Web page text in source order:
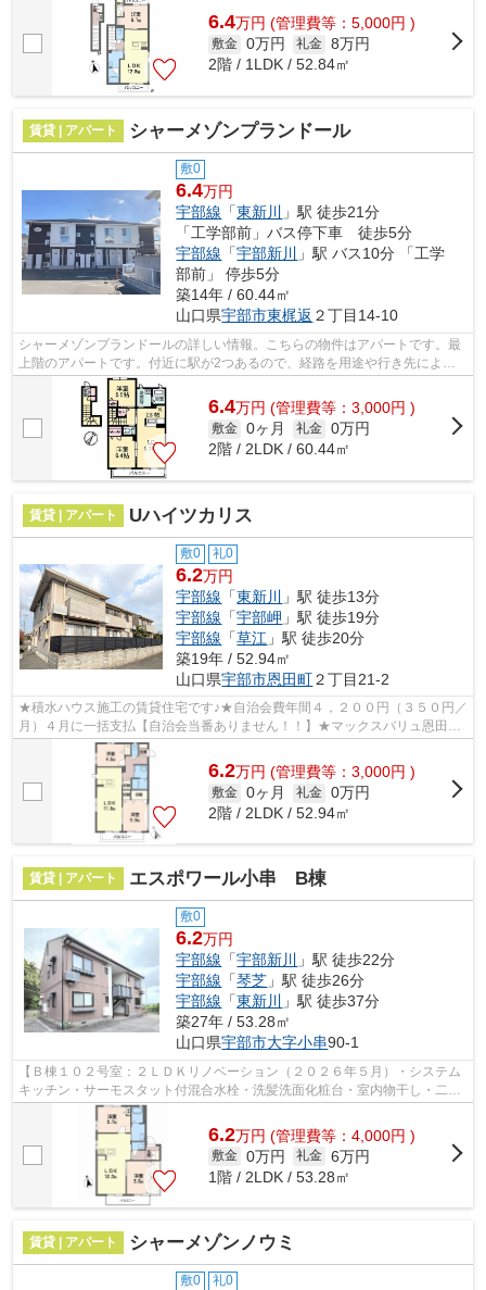
6.4万円 (管理費等：5,000円 )
敷金 0万円 礼金 8万円
2階 / 1LDK / 52.84㎡
賃貸 | アパート シャーメゾンプランドール
敷0
6.4万円
宇部線 「東新川
」駅 徒歩21分
「工学部前」バス停下車 徒歩5分
宇部線 「宇部新川
」駅 バス10分 「工学
部前」 停歩5分
築14年 / 60.44㎡
山口県宇部市東梶返 ２丁目14-10
シャーメゾンプランドールの詳しい情報。こちらの物件はアパートです。最
上階のアパートです。付近に駅が2つあるので、経路を用途や行き先によっ
て選べる物件です。できるだけ早めに不...
6.4万円 (管理費等：3,000円 )
敷金 0ヶ月 礼金 0万円
2階 / 2LDK / 60.44㎡
賃貸 | アパート Uハイツカリス
敷0 礼0
6.2万円
宇部線 「東新川 」駅 徒歩13分
宇部線 「宇部岬 」駅 徒歩19分
宇部線 「草江 」駅 徒歩20分
築19年 / 52.94㎡
山口県宇部市恩田町２丁目21-2
★積水ハウス施工の賃貸住宅です♪★自治会費年間４，２００円（３５０円／
月）４月に一括支払【自治会当番ありません！！】★マックスバリュ恩田店
まで徒歩７分（５６０ｍ）★山口宇部空港...
6.2万円 (管理費等：3,000円 )
敷金 0ヶ月 礼金 0万円
2階 / 2LDK / 52.94㎡
賃貸 | アパート エスポワール小串 B棟
敷0
6.2万円
宇部線 「宇部新川
」駅 徒歩22分
宇部線 「琴芝 」駅 徒歩26分
宇部線 「東新川
」駅 徒歩37分
築27年 / 53.28㎡
山口県宇部市大字小串90-1
【Ｂ棟１０２号室：２ＬＤＫリノベーション（２０２６年５月）・システム
キッチン・サーモスタット付混合水栓・洗髪洗面化粧台・室内物干し・二重
サッシ新設】★セブンイレブン宇部小串...
6.2万円 (管理費等：4,000円 )
敷金 0万円 礼金 6万円
1階 / 2LDK / 53.28㎡
賃貸 | アパート シャーメゾンノウミ
敷0 礼0